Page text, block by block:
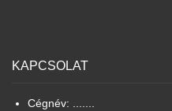
KAPCSOLAT
Cégnév: .......